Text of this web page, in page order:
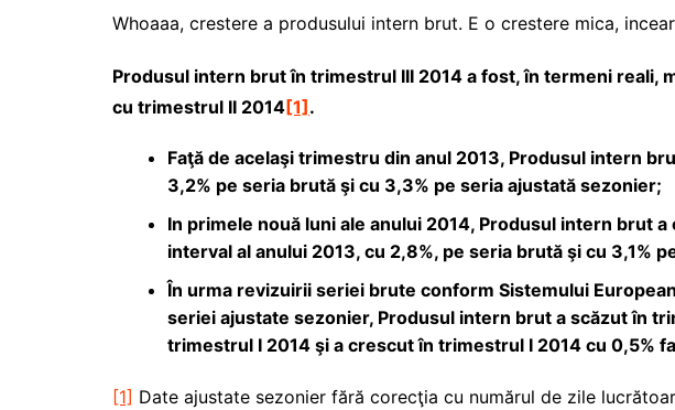
Whoaaa, crestere a produsului intern brut. E o crestere mica,
Produsul intern brut în trimestrul III 2014 a fost, în termeni reali,
cu trimestrul II 2014 [1] .
Faţă de acelaşi trimestru din anul 2013, Produsul intern
3,2% pe seria brută şi cu 3,3% pe seria ajustată sezonier;
In primele nouă luni ale anului 2014, Produsul intern brut
interval al anului 2013, cu 2,8%, pe seria brută şi cu 3,1%
În urma revizuirii seriei brute conform Sistemului
seriei ajustate sezonier, Produsul intern brut a scăzut în
trimestrul I 2014 şi a crescut în trimestrul I 2014 cu 0,5%
[1] Date ajustate sezonier fără corecţia cu numărul de zile